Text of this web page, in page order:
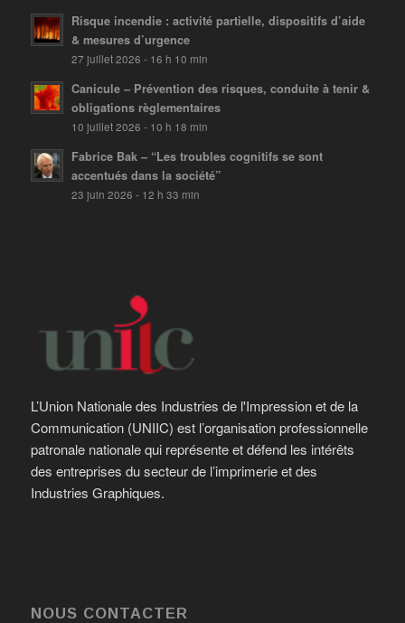
Risque incendie : activité partielle, dispositifs d’aide
& mesures d’urgence
27 juillet 2026 - 16 h 10 min
Canicule – Prévention des risques, conduite à tenir &
obligations règlementaires
10 juillet 2026 - 10 h 18 min
Fabrice Bak – “Les troubles cognitifs se sont
accentués dans la société”
23 juin 2026 - 12 h 33 min
L’Union Nationale des Industries de l'Impression et de la
Communication (UNIIC) est l’organisation professionnelle
patronale nationale qui représente et défend les intérêts
des entreprises du secteur de l’imprimerie et des
Industries Graphiques.
NOUS CONTACTER